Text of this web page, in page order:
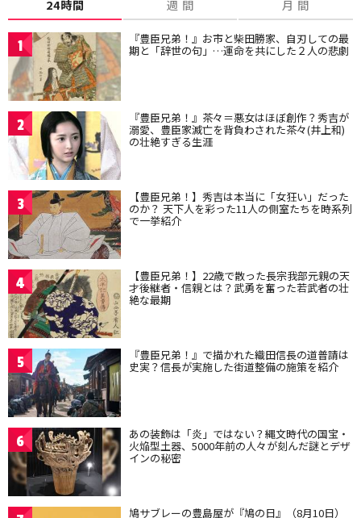
24時間 週 間 月 間
1 『豊臣兄弟！』お市と柴田勝家、自刃しての最
期と「辞世の句」…運命を共にした２人の悲劇
2 『豊臣兄弟！』茶々＝悪女はほぼ創作？秀吉が
溺愛、豊臣家滅亡を背負わされた茶々(井上和)
の壮絶すぎる生涯
3 【豊臣兄弟！】秀吉は本当に「女狂い」だった
のか？ 天下人を彩った11人の側室たちを時系列
で一挙紹介
4 【豊臣兄弟！】22歳で散った長宗我部元親の天
才後継者・信親とは？武勇を奮った若武者の壮
絶な最期
5 『豊臣兄弟！』で描かれた織田信長の道普請は
史実？信長が実施した街道整備の施策を紹介
6 あの装飾は「炎」ではない？縄文時代の国宝・
火焔型土器、5000年前の人々が刻んだ謎とデザ
インの秘密
鳩サブレーの豊島屋が『鳩の日』（8月10日）